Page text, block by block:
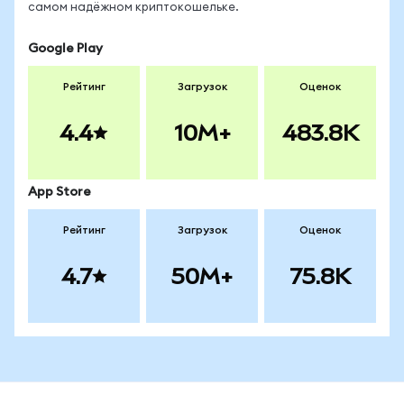
самом надёжном криптокошельке.
Google Play
Рейтинг
4.4
Загрузок
10M+
Оценок
483.8K
App Store
Рейтинг
4.7
Загрузок
50M+
Оценок
75.8K